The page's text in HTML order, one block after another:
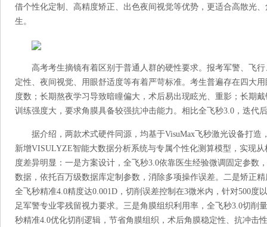
借个性化定制、高精度矫正、出色夜间视觉等优势，更适合高散光
生。
高考考生摘镜有着区别于普通人群的硬性要求。报考军警、飞
定性、夜间视觉、用眼舒适度等有着严苛标准。考生普遍存在四大
度数；长期熬夜学习导致暗瞳偏大，术后易出现眩光、重影；长期
训练强度大，要求角膜具备较强抗冲击能力。相比全飞秒3.0，迭代
据介绍，两款术式硬件同源，均基于VisuMax飞秒激光设备打
新增VISULYZE智能大数据分析系统与专属个性化测算模型，实现
度差异明显：一是方案设计，全飞秒3.0依靠医生经验微调固定参数
数据，依托百万级数据库定制参数，消除多项操作误差。二是矫正
全飞秒精准4.0精度达0.001D，切削误差控制在3微米内，针对500
足军警专业零残留视力要求。三是角膜组织利用率，全飞秒3.0切削
秒精准4.0优化切削逻辑，节省角膜组织，术后角膜稳定性、抗冲击